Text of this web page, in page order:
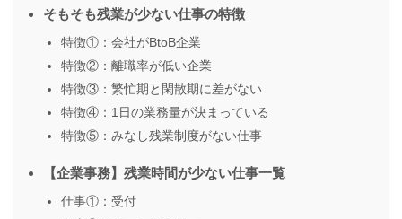
そもそも残業が少ない仕事の特徴
特徴①：会社がBtoB企業
特徴②：離職率が低い企業
特徴③：繁忙期と閑散期に差がない
特徴④：1日の業務量が決まっている
特徴⑤：みなし残業制度がない仕事
【企業事務】残業時間が少ない仕事一覧
仕事①：受付